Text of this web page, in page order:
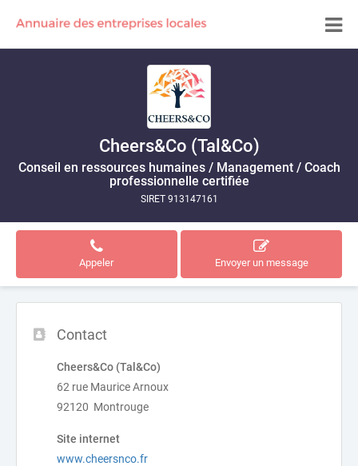
Cheers&Co (Tal&Co)
Conseil en ressources humaines / Management / Coach
professionnelle certifiée
SIRET 913147161
Appeler Envoyer un message
Contact
Cheers&Co (Tal&Co)
62 rue Maurice Arnoux
92120 Montrouge
Site internet
www.cheersnco.fr